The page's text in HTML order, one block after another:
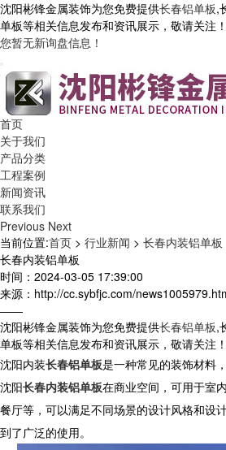
沈阳彬锋金属装饰为您免费提供长春铝单板,
单板等相关信息发布和资讯展示，敬请关注！
您暂无新询盘信息！
首页
关于我们
产品分类
工程案例
新闻资讯
联系我们
Previous Next
当前位置:首页 > 行业新闻 > 长春内装铝单板
长春内装铝单板
时间：2024-03-05 17:39:00
来源：http://cc.sybfjc.com/
——
沈阳彬锋金属装饰为您免费提供长春铝单板,
单板等相关信息发布和资讯展示，敬请关注！
沈阳内装长春铝单板是一种常见的装饰材料
沈阳长春内装铝单板在商业空间，可用于室
餐厅等，可以满足不同场景的设计风格和设
到了广泛的使用。